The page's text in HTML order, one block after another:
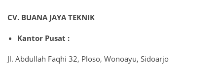
CV. BUANA JAYA TEKNIK
Kantor Pusat :
Jl. Abdullah Faqhi 32, Ploso, Wonoayu, Sidoarjo